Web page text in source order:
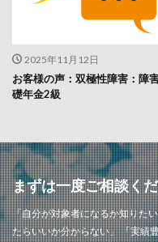
2025年11月12日
お客様の声：双極性障害：障
礎年金2級
まずは一度ご相談く
「自分が対象者になるか知りた
たらいいか分からない」 「実績